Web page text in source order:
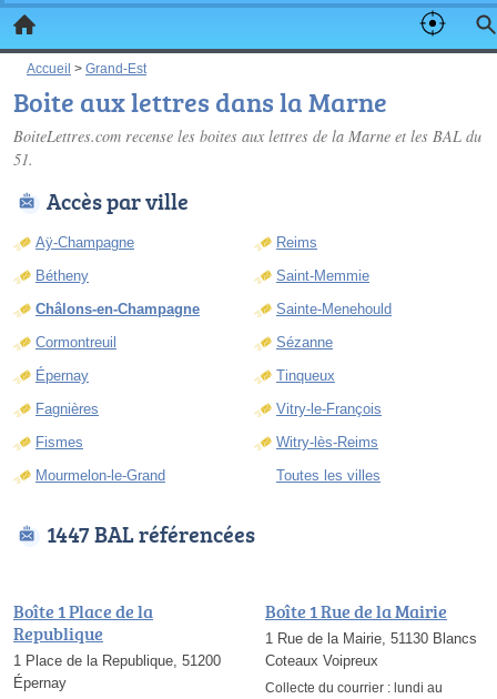
Accueil > Grand-Est
Boite aux lettres dans la Marne
BoiteLettres.com recense les boites aux lettres de la Marne et les BAL du
51.
Accès par ville
Aÿ-Champagne
Bétheny
Châlons-en-Champagne
Cormontreuil
Épernay
Fagnières
Fismes
Mourmelon-le-Grand
Reims
Saint-Memmie
Sainte-Menehould
Sézanne
Tinqueux
Vitry-le-François
Witry-lès-Reims
Toutes les villes
1447 BAL référencées
Boîte 1 Place de la
Republique
1 Place de la Republique, 51200
Épernay
Boîte 1 Rue de la Mairie
1 Rue de la Mairie, 51130 Blancs
Coteaux Voipreux
Collecte du courrier : lundi au